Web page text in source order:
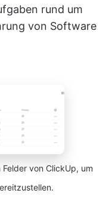
rund um
von Software
von ClickUp, um